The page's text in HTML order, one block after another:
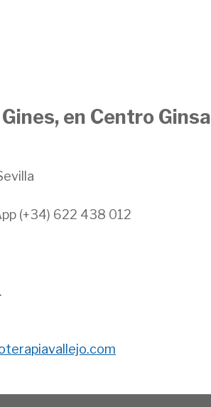
en Centro
(+34) 622 438 012